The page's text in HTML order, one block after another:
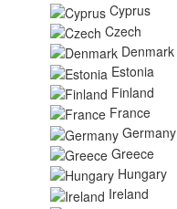
Cyprus
Czech
Denmark
Estonia
Finland
France
Germany
Greece
Hungary
Ireland